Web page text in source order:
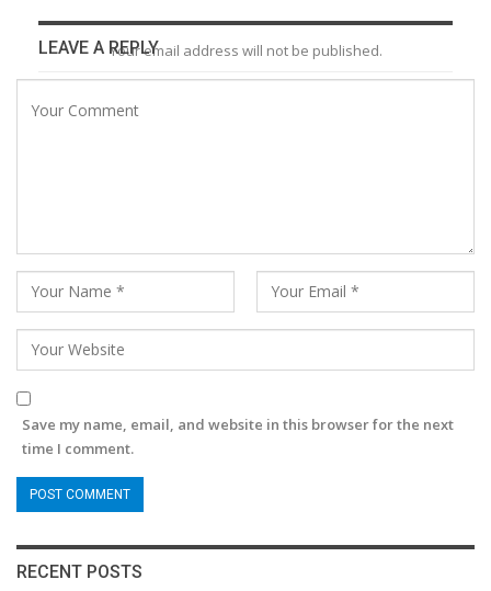
LEAVE A REPLYYour email address will not be published.
Save my name, email, and website in this browser for the next
time I comment.
RECENT POSTS